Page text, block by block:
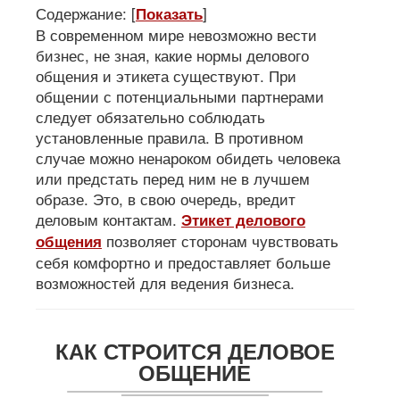
Содержание: [Показать]
В современном мире невозможно вести
бизнес, не зная, какие нормы делового
общения и этикета существуют. При
общении с потенциальными партнерами
следует обязательно соблюдать
установленные правила. В противном
случае можно ненароком обидеть человека
или предстать перед ним не в лучшем
образе. Это, в свою очередь, вредит
деловым контактам. Этикет делового
общения позволяет сторонам чувствовать
себя комфортно и предоставляет больше
возможностей для ведения бизнеса.
КАК СТРОИТСЯ ДЕЛОВОЕ
ОБЩЕНИЕ